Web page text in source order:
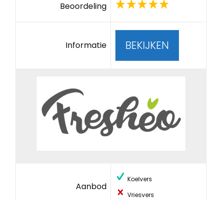
Beoordeling
Informatie BEKIJKEN
Aanbod
Koelvers
Vriesvers